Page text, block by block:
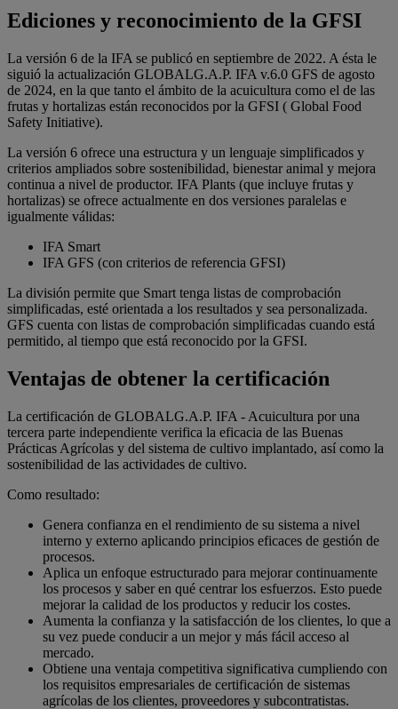
Ediciones y reconocimiento de la GFSI
La versión 6 de la IFA se publicó en septiembre de 2022. A ésta le
siguió la actualización GLOBALG.A.P. IFA v.6.0 GFS de agosto
de 2024, en la que tanto el ámbito de la acuicultura como el de las
frutas y hortalizas están reconocidos por la GFSI ( Global Food
Safety Initiative).
La versión 6 ofrece una estructura y un lenguaje simplificados y
criterios ampliados sobre sostenibilidad, bienestar animal y mejora
continua a nivel de productor. IFA Plants (que incluye frutas y
hortalizas) se ofrece actualmente en dos versiones paralelas e
igualmente válidas:
IFA Smart
IFA GFS (con criterios de referencia GFSI)
La división permite que Smart tenga listas de comprobación
simplificadas, esté orientada a los resultados y sea personalizada.
GFS cuenta con listas de comprobación simplificadas cuando está
permitido, al tiempo que está reconocido por la GFSI.
Ventajas de obtener la certificación
La certificación de GLOBALG.A.P. IFA - Acuicultura por una
tercera parte independiente verifica la eficacia de las Buenas
Prácticas Agrícolas y del sistema de cultivo implantado, así como la
sostenibilidad de las actividades de cultivo.
Como resultado:
Genera confianza en el rendimiento de su sistema a nivel
interno y externo aplicando principios eficaces de gestión de
procesos.
Aplica un enfoque estructurado para mejorar continuamente
los procesos y saber en qué centrar los esfuerzos. Esto puede
mejorar la calidad de los productos y reducir los costes.
Aumenta la confianza y la satisfacción de los clientes, lo que a
su vez puede conducir a un mejor y más fácil acceso al
mercado.
Obtiene una ventaja competitiva significativa cumpliendo con
los requisitos empresariales de certificación de sistemas
agrícolas de los clientes, proveedores y subcontratistas.